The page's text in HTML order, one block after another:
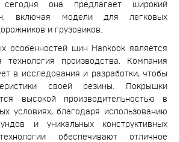
она предлагает широкий
включая модели для легковых
и грузовиков.
особенностей шин Hankook является
технология производства. Компания
в исследования и разработки, чтобы
своей резины. Покрышки
высокой производительностью в
условиях, благодаря использованию
и уникальных конструктивных
обеспечивают отличное